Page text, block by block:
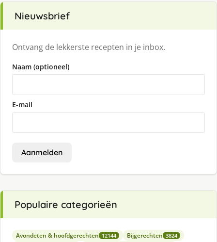
Nieuwsbrief
Ontvang de lekkerste recepten in je inbox.
Naam (optioneel)
E-mail
Aanmelden
Populaire categorieën
Avondeten & hoofdgerechten 12144 Bijgerechten 3824